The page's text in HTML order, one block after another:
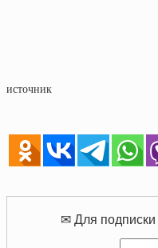
источник
✉ Для подписки